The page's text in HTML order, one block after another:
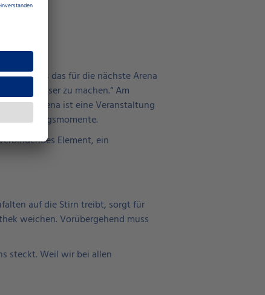
was das für die nächste Arena
besser zu machen.“ Am
Kulturarena ist eine Veranstaltung
Element, ein
auf die Stirn treibt, sorgt für
weichen. Vorübergehend muss
steckt. Weil wir bei allen